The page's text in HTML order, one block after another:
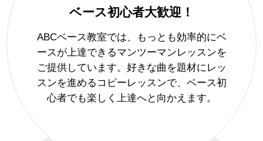
ベース初心者大歓迎！
ABCベース教室では、もっとも効率的にベ
ースが上達できるマンツーマンレッスンを
ご提供しています。好きな曲を題材にレッ
スンを進めるコピーレッスンで、ベース初
心者でも楽しく上達へと向かえます。